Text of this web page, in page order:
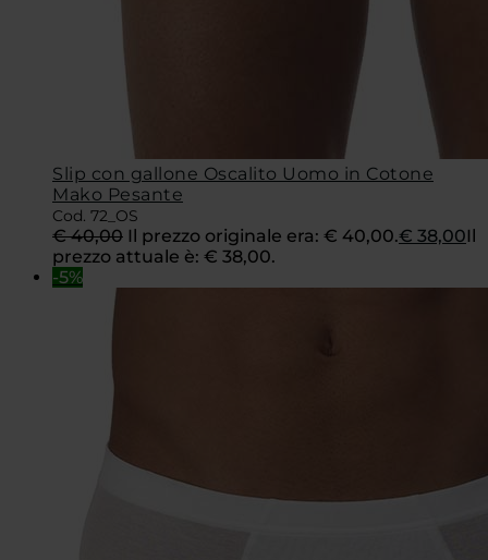
Slip con gallone Oscalito Uomo in Cotone
Mako Pesante
Cod. 72_OS
€40,00 Il prezzo originale era: € 40,00.€ 38,00Il
prezzo attuale è: € 38,00.
-5%